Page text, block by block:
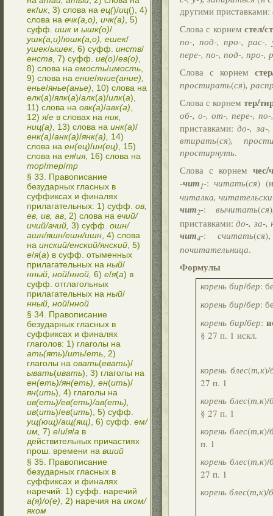
ек/ик , 3) слова на ец()/иц(), 4)
слова на ечк(а,о), ичк(а) , 5)
суфф. ишк и ышк(о)/
ушк(а,и)/юшк(а,о), ешек/
ушек/ышек , 6) суфф. инств/
енств , 7) суфф. ив(о)/ев(о)
8) слова на емость/имость
9) слова на ение/яние(ание),
енье/янье(анье) , 10) слова на
елк(а)/ялк(а)/алк(а)/илк(а),
11) слова на овк(а)/авк(а)
12) я/е в словах на ник,
ниц(а) , 13) слова на инк(а)/
енк(а)/анк(а)/янк(а),
14)
слова на ен(ец)/ин(ец) , 15)
слова на ея/ия , 16) слова на
тор/тер/тр
§ 33. Правописание
безударных гласных в
суффиксах и финалях
прилагательных: 1) суфф. ов,
ев, ив, ав , 2) слова на ечий/
ичий/ачий, 3) суфф. ошн/
ашн/яшн/ешн/ишн , 4) слова
на инский/енский/янский , 5)
е/я(а) в суфф. отыменных
прилагательных на ный/
нный, ной/нной, 6) е/я(а) в
суфф. отглагольных
прилагательных на ный/
нный, ной/нной
§ 34. Правописание
безударных гласных в
суффиксах и финалях
глаголов: 1) глаголы на
ать(ять)/ить/еть , 2)
глаголы на овать(евать)/
ывать(ивать), 3) глаголы на
ен(еть)/ян(еть), ен(ить)/
ян(ить), 4) глаголы на
ив(еть)/ев(еть)/ав(еть),
ив(ить)/ев(ить), 5) суфф.
ущ(ющ)/ащ(ящ) , 6) суфф. ем/
им, 7) е/и/я/а в
действительных причастиях
прош. времени на вший
§ 35. Правописание
безударных гласных в
суффиксах и финалях
наречий: 1) суфф. наречий
а(я)/о(е) , 2) наречия на иком/
яком
другими приставками:
Слова с корнемстел/
по-, под-, про-, рас-,
пере-, по-, под-, про-,
Слова с корнем
простирать(ся),
Слова с корнем тер/
об-, о-, от-, пере-,
приставками:до-, за-
втирать(ся),
простирнуть.
Слова с корнемчес/
-чит1-:читать(ся)
читалка,
чит2-: вычитать(ся)
приставками:до-, за-,
чит4-: считать(ся
почитательница.
Формулы
корень бир/бер:
корень бир/бер:
корень бир/бер:
§ 27 п. 1 искл.
корень блес(т,к)/
27 п. 1
корень блес(т,к)/
§ 27 п. 1
корень блес(т,к)/
п. 1
корень блес(т,к)/
27 п. 1
корень блес(т,к)/